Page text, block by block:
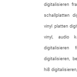
digitalisieren
schallplatten
vinyl platten
vinyl, audio
digitalisieren
digitalisieren,
hi8